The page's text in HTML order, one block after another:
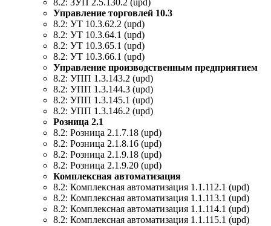
8.2: ЗУП 2.5.130.2 (upd)
Управление торговлей 10.3
8.2: УТ 10.3.62.2 (upd)
8.2: УТ 10.3.64.1 (upd)
8.2: УТ 10.3.65.1 (upd)
8.2: УТ 10.3.66.1 (upd)
Управление производственным предприятием
8.2: УПП 1.3.143.2 (upd)
8.2: УПП 1.3.144.3 (upd)
8.2: УПП 1.3.145.1 (upd)
8.2: УПП 1.3.146.2 (upd)
Розница 2.1
8.2: Розница 2.1.7.18 (upd)
8.2: Розница 2.1.8.16 (upd)
8.2: Розница 2.1.9.18 (upd)
8.2: Розница 2.1.9.20 (upd)
Комплексная автоматизация
8.2: Комплексная автоматизация 1.1.112.1 (upd)
8.2: Комплексная автоматизация 1.1.113.1 (upd)
8.2: Комплексная автоматизация 1.1.114.1 (upd)
8.2: Комплексная автоматизация 1.1.115.1 (upd)